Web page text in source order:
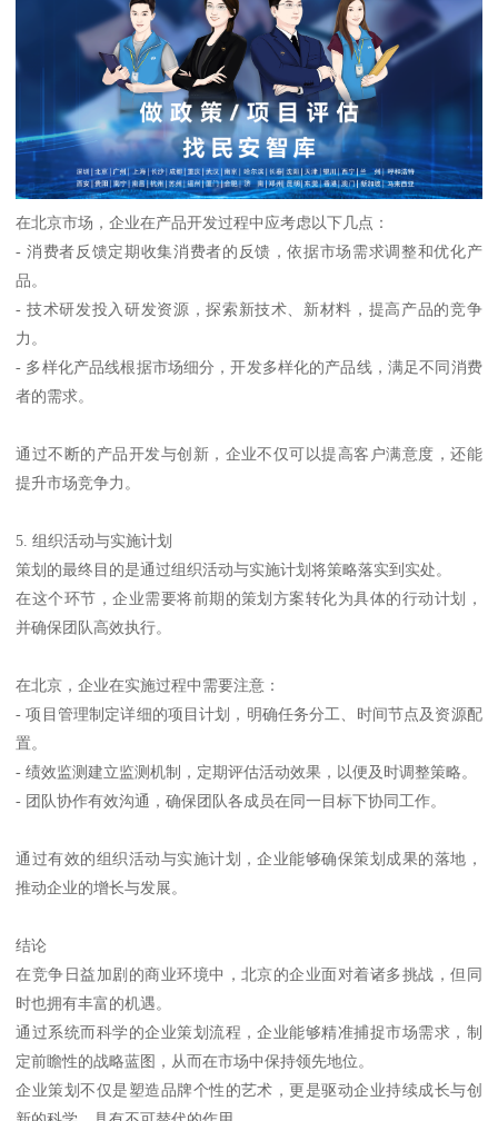
在北京市场，企业在产品开发过程中应考虑以下几点：
- 消费者反馈定期收集消费者的反馈，依据市场需求调整和优化产
品。
- 技术研发投入研发资源，探索新技术、新材料，提高产品的竞争
力。
- 多样化产品线根据市场细分，开发多样化的产品线，满足不同消费
者的需求。
通过不断的产品开发与创新，企业不仅可以提高客户满意度，还能
提升市场竞争力。
5. 组织活动与实施计划
策划的最终目的是通过组织活动与实施计划将策略落实到实处。
在这个环节，企业需要将前期的策划方案转化为具体的行动计划，
并确保团队高效执行。
在北京，企业在实施过程中需要注意：
- 项目管理制定详细的项目计划，明确任务分工、时间节点及资源配
置。
- 绩效监测建立监测机制，定期评估活动效果，以便及时调整策略。
- 团队协作有效沟通，确保团队各成员在同一目标下协同工作。
通过有效的组织活动与实施计划，企业能够确保策划成果的落地，
推动企业的增长与发展。
结论
在竞争日益加剧的商业环境中，北京的企业面对着诸多挑战，但同
时也拥有丰富的机遇。
通过系统而科学的企业策划流程，企业能够精准捕捉市场需求，制
定前瞻性的战略蓝图，从而在市场中保持领先地位。
企业策划不仅是塑造品牌个性的艺术，更是驱动企业持续成长与创